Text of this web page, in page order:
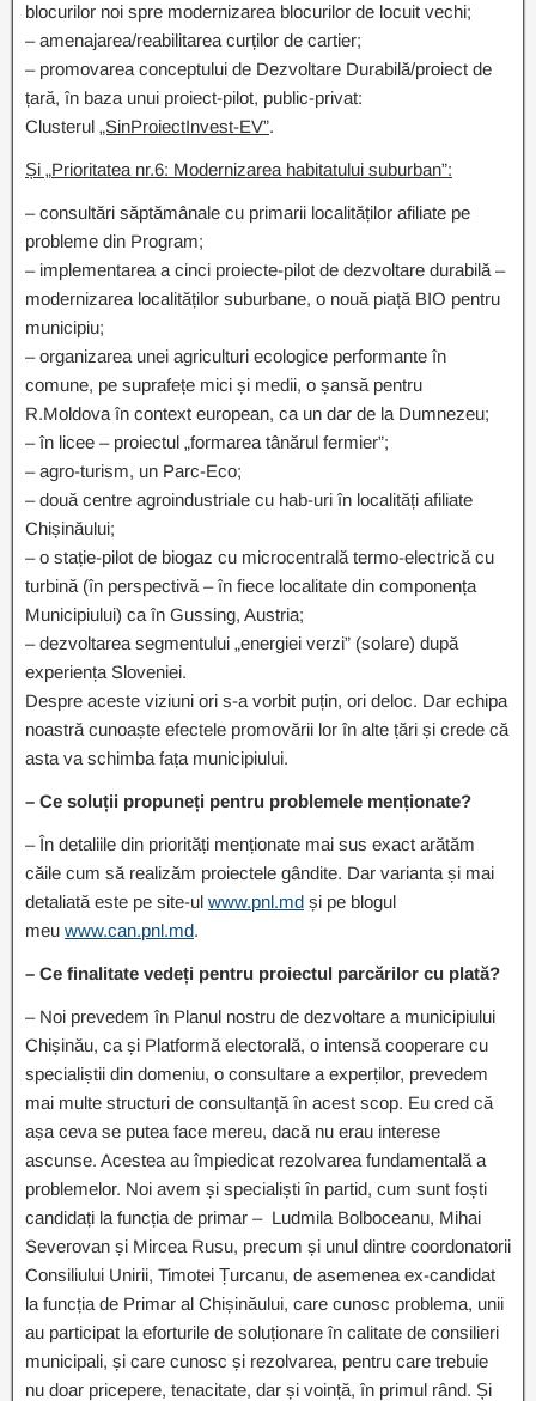
blocurilor noi spre modernizarea blocurilor de locuit vechi;
– amenajarea/reabilitarea curților de cartier;
– promovarea conceptului de Dezvoltare Durabilă/proiect de
țară, în baza unui proiect-pilot, public-privat:
Clusterul „SinProiectInvest-EV”.
Și „Prioritatea nr.6: Modernizarea habitatului suburban”:
– consultări săptămânale cu primarii localităților afiliate pe
probleme din Program;
– implementarea a cinci proiecte-pilot de dezvoltare durabilă –
modernizarea localităților suburbane, o nouă piață BIO pentru
municipiu;
– organizarea unei agriculturi ecologice performante în
comune, pe suprafețe mici și medii, o șansă pentru
R.Moldova în context european, ca un dar de la Dumnezeu;
– în licee – proiectul „formarea tânărul fermier”;
– agro-turism, un Parc-Eco;
– două centre agroindustriale cu hab-uri în localități afiliate
Chișinăului;
– o stație-pilot de biogaz cu microcentrală termo-electrică cu
turbină (în perspectivă – în fiece localitate din componența
Municipiului) ca în Gussing, Austria;
– dezvoltarea segmentului „energiei verzi” (solare) după
experiența Sloveniei.
Despre aceste viziuni ori s-a vorbit puțin, ori deloc. Dar echipa
noastră cunoaște efectele promovării lor în alte țări și crede că
asta va schimba fața municipiului.
– Ce soluții propuneți pentru problemele menționate?
– În detaliile din priorități menționate mai sus exact arătăm
căile cum să realizăm proiectele gândite. Dar varianta și mai
detaliată este pe site-ul www.pnl.md și pe blogul
meu www.can.pnl.md.
– Ce finalitate vedeți pentru proiectul parcărilor cu plată?
– Noi prevedem în Planul nostru de dezvoltare a municipiului
Chișinău, ca și Platformă electorală, o intensă cooperare cu
specialiștii din domeniu, o consultare a experților, prevedem
mai multe structuri de consultanță în acest scop. Eu cred că
așa ceva se putea face mereu, dacă nu erau interese
ascunse. Acestea au împiedicat rezolvarea fundamentală a
problemelor. Noi avem și specialiști în partid, cum sunt foști
candidați la funcția de primar – Ludmila Bolboceanu, Mihai
Severovan și Mircea Rusu, precum și unul dintre coordonatorii
Consiliului Unirii, Timotei Țurcanu, de asemenea ex-candidat
la funcția de Primar al Chișinăului, care cunosc problema, unii
au participat la eforturile de soluționare în calitate de consilieri
municipali, și care cunosc și rezolvarea, pentru care trebuie
nu doar pricepere, tenacitate, dar și voință, în primul rând. Și